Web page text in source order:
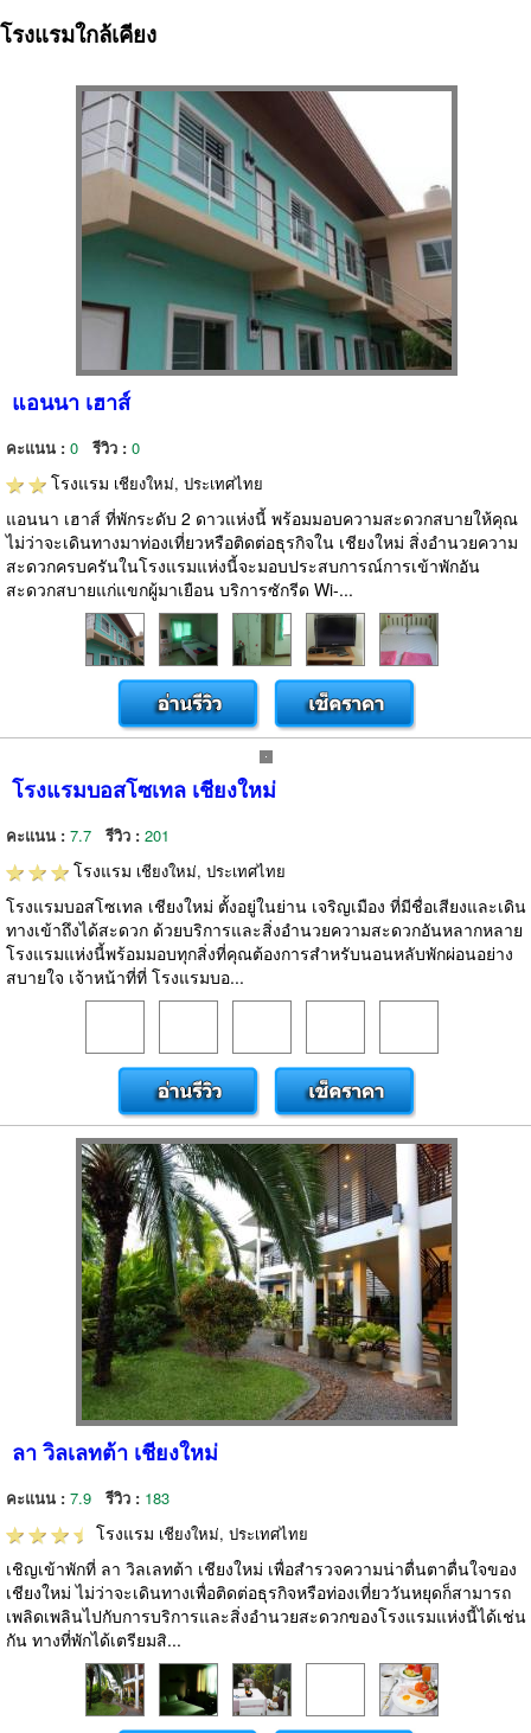
โรงแรมใกล้เคียง
แอนนา เฮาส์
คะแนน : 0 รีวิว : 0
โรงแรม เชียงใหม่, ประเทศไทย
แอนนา เฮาส์ ที่พักระดับ 2 ดาวแห่งนี้ พร้อมมอบความสะดวกสบายให้คุณ
ไม่ว่าจะเดินทางมาท่องเที่ยวหรือติดต่อธุรกิจใน เชียงใหม่ สิ่งอำนวยความ
สะดวกครบครันในโรงแรมแห่งนี้จะมอบประสบการณ์การเข้าพักอัน
สะดวกสบายแก่แขกผู้มาเยือน บริการซักรีด Wi-...
โรงแรมบอสโซเทล เชียงใหม่
คะแนน : 7.7 รีวิว : 201
โรงแรม เชียงใหม่, ประเทศไทย
โรงแรมบอสโซเทล เชียงใหม่ ตั้งอยู่ในย่าน เจริญเมือง ที่มีชื่อเสียงและเดิน
ทางเข้าถึงได้สะดวก ด้วยบริการและสิ่งอำนวยความสะดวกอันหลากหลาย
โรงแรมแห่งนี้พร้อมมอบทุกสิ่งที่คุณต้องการสำหรับนอนหลับพักผ่อนอย่าง
สบายใจ เจ้าหน้าที่ที่ โรงแรมบอ...
ลา วิลเลทต้า เชียงใหม่
คะแนน : 7.9 รีวิว : 183
โรงแรม เชียงใหม่, ประเทศไทย
เชิญเข้าพักที่ ลา วิลเลทต้า เชียงใหม่ เพื่อสำรวจความน่าตื่นตาตื่นใจของ
เชียงใหม่ ไม่ว่าจะเดินทางเพื่อติดต่อธุรกิจหรือท่องเที่ยววันหยุดก็สามารถ
เพลิดเพลินไปกับการบริการและสิ่งอำนวยสะดวกของโรงแรมแห่งนี้ได้เช่น
กัน ทางที่พักได้เตรียมสิ...